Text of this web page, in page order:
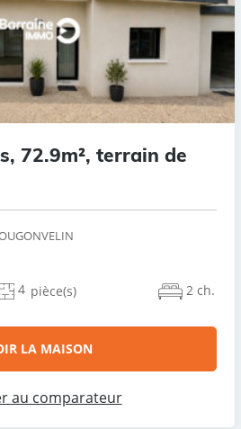
72.9m², terrain de
4 pièce(s) 2 ch.
LA MAISON
au comparateur